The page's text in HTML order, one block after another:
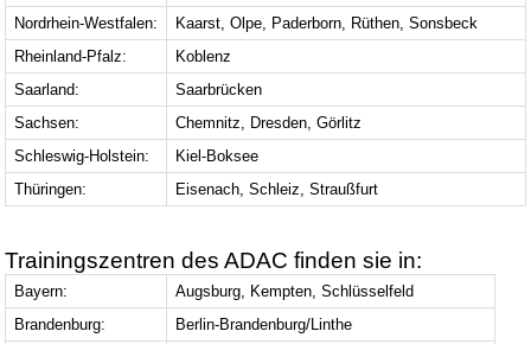
Nordrhein-Westfalen:
Kaarst, Olpe, Paderborn, Rüthen, Sonsbeck
Rheinland-Pfalz:
Koblenz
Saarland:
Saarbrücken
Sachsen:
Chemnitz, Dresden, Görlitz
Schleswig-Holstein:
Kiel-Boksee
Thüringen:
Eisenach, Schleiz, Straußfurt
Trainingszentren des ADAC finden sie in:
Bayern:
Augsburg, Kempten, Schlüsselfeld
Brandenburg:
Berlin-Brandenburg/Linthe